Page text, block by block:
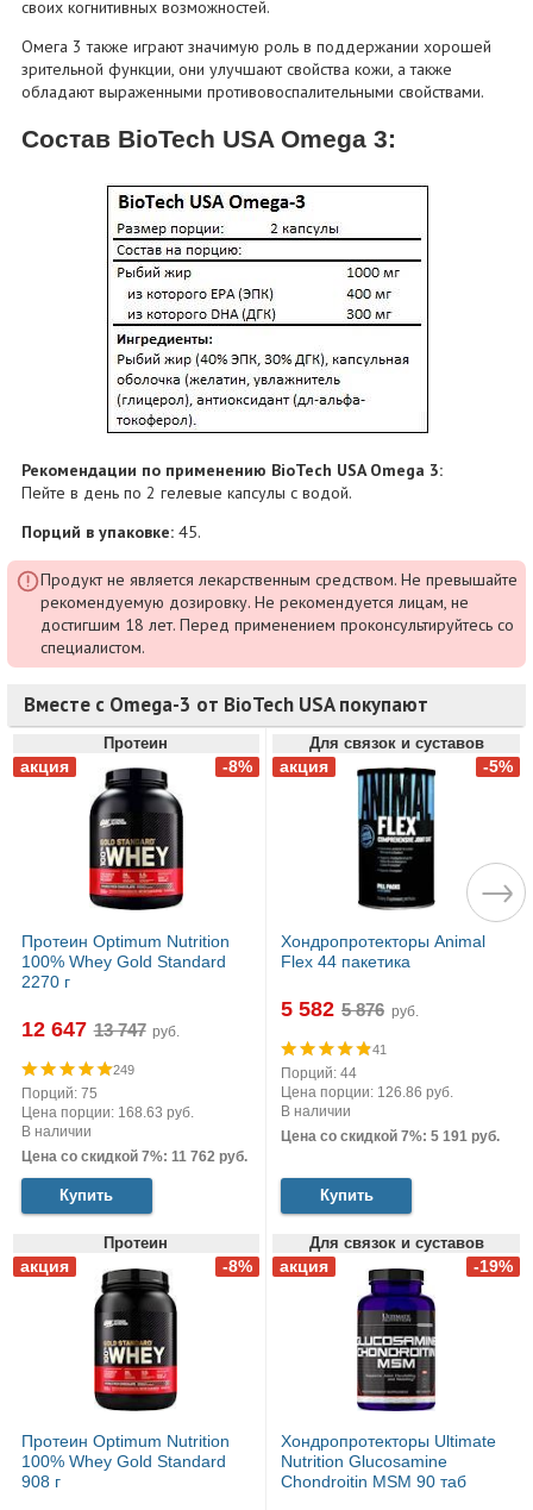
своих когнитивных возможностей.
Омега 3 также играют значимую роль в поддержании хорошей
зрительной функции, они улучшают свойства кожи, а также
обладают выраженными противовоспалительными свойствами.
Состав BioTech USA Omega 3:
Рекомендации по применению BioTech USA Omega 3:
Пейте в день по 2 гелевые капсулы с водой.
Порций в упаковке: 45.
Продукт не является лекарственным средством. Не превышайте
рекомендуемую дозировку. Не рекомендуется лицам, не
достигшим 18 лет. Перед применением проконсультируйтесь со
специалистом.
Вместе с Omega-3 от BioTech USA покупают
Протеин
Протеин Optimum Nutrition
100% Whey Gold Standard
2270 г
12 647 руб.
249
Порций: 75
Цена порции: 168.63 руб.
В наличии
Цена со скидкой 7%: 11 762 руб.
Купить
Для связок и суставов
Хондропротекторы Animal
Flex 44 пакетика
5 582 руб.
41
Порций: 44
Цена порции: 126.86 руб.
В наличии
Цена со скидкой 7%: 5 191 руб.
Купить
Протеин
Протеин Optimum Nutrition
100% Whey Gold Standard
908 г
Для связок и суставов
Хондропротекторы Ultimate
Nutrition Glucosamine
Chondroitin MSM 90 таб